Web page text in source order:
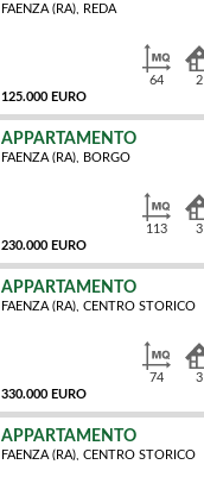
FAENZA (RA), REDA
125.000 EURO
64 2
APPARTAMENTO
FAENZA (RA), BORGO
230.000 EURO
113 3
APPARTAMENTO
FAENZA (RA), CENTRO STORICO
330.000 EURO
74 3
APPARTAMENTO
FAENZA (RA), CENTRO STORICO